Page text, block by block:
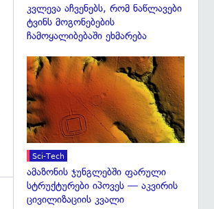
კვლევა აჩვენებს, რომ ნაწლავები
ტვინს მოგონებების
ჩამოყალიბებაში ეხმარება
Sci-Tech
ამაზონის ჯუნგლებში ფარული
სტრუქტურები იპოვეს — აკვირის
ცივილიზაციის კვალი